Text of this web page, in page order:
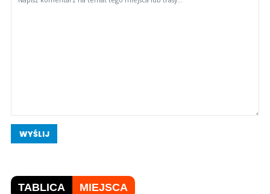
WYŚLIJ
TABLICA MIEJSCA